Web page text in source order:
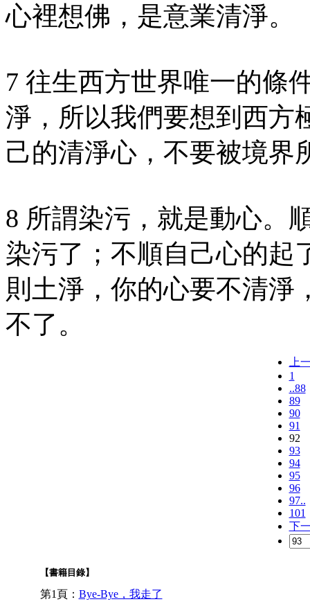
心裡想佛，是意業清淨。
7 往生西方世界唯一的條
淨，所以我們要想到西方
己的清淨心，不要被境界
8 所謂染污，就是動心。
染污了；不順自己心的起
則土淨，你的心要不清淨
不了。
上
1
..88
89
90
91
92
93
94
95
96
97..
101
下
【書籍目錄】
第1頁： Bye-Bye，我走了